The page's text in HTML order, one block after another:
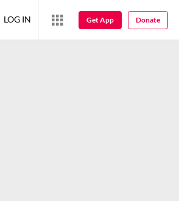
LOG IN Get App Donate